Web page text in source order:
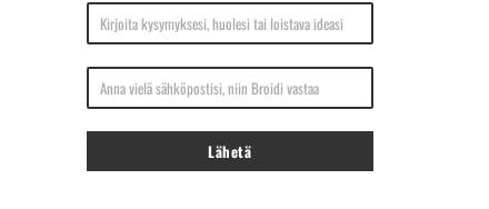
Kirjoita kysymyksesi, huolesi tai loistava ideasi
Anna vielä sähköpostisi, niin Broidi vastaa
Lähetä